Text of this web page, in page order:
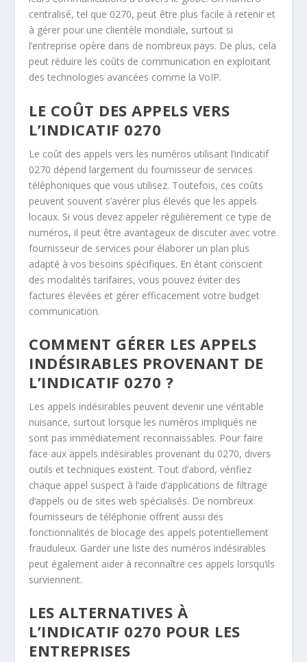
centralisé, tel que 0270, peut être plus facile à retenir et
à gérer pour une clientèle mondiale, surtout si
l’entreprise opère dans de nombreux pays. De plus, cela
peut réduire les coûts de communication en exploitant
des technologies avancées comme la VoIP.
LE COÛT DES APPELS VERS
L’INDICATIF 0270
Le coût des appels vers les numéros utilisant l’indicatif
0270 dépend largement du fournisseur de services
téléphoniques que vous utilisez. Toutefois, ces coûts
peuvent souvent s’avérer plus élevés que les appels
locaux. Si vous devez appeler régulièrement ce type de
numéros, il peut être avantageux de discuter avec votre
fournisseur de services pour élaborer un plan plus
adapté à vos besoins spécifiques. En étant conscient
des modalités tarifaires, vous pouvez éviter des
factures élevées et gérer efficacement votre budget
communication.
COMMENT GÉRER LES APPELS
INDÉSIRABLES PROVENANT DE
L’INDICATIF 0270 ?
Les appels indésirables peuvent devenir une véritable
nuisance, surtout lorsque les numéros impliqués ne
sont pas immédiatement reconnaissables. Pour faire
face aux appels indésirables provenant du 0270, divers
outils et techniques existent. Tout d’abord, vérifiez
chaque appel suspect à l’aide d’applications de filtrage
d’appels ou de sites web spécialisés. De nombreux
fournisseurs de téléphonie offrent aussi des
fonctionnalités de blocage des appels potentiellement
frauduleux. Garder une liste des numéros indésirables
peut également aider à reconnaître ces appels lorsqu’ils
surviennent.
LES ALTERNATIVES À
L’INDICATIF 0270 POUR LES
ENTREPRISES